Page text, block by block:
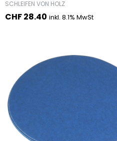
SCHLEIFEN VON HOLZ
CHF28.40 inkl. 8.1% MwSt